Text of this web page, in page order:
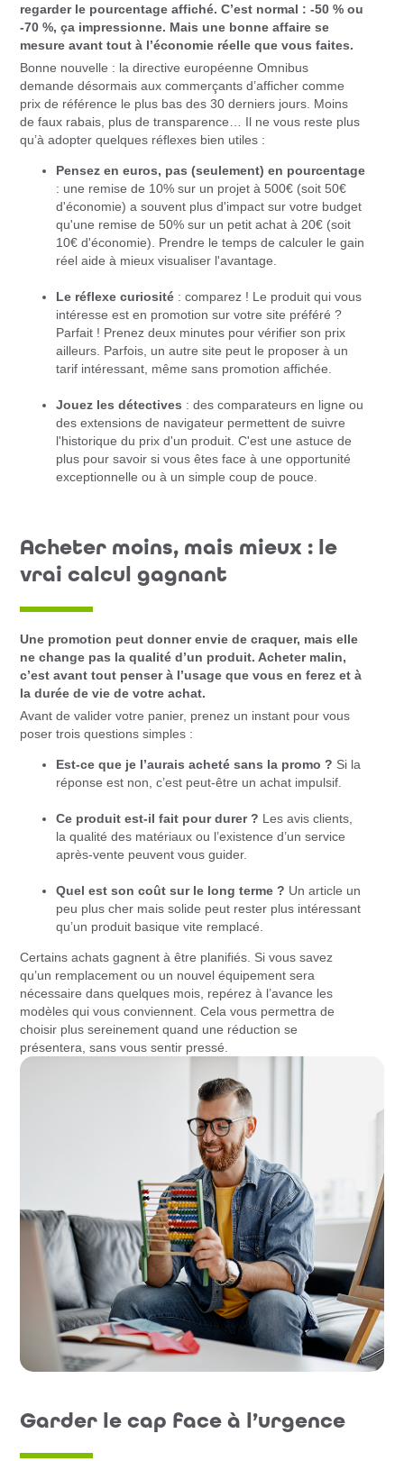
regarder le pourcentage affiché. C’est normal : -50 % ou
-70 %, ça impressionne. Mais une bonne affaire se
mesure avant tout à l’économie réelle que vous faites.
Bonne nouvelle : la directive européenne Omnibus
demande désormais aux commerçants d’afficher comme
prix de référence le plus bas des 30 derniers jours. Moins
de faux rabais, plus de transparence… Il ne vous reste plus
qu’à adopter quelques réflexes bien utiles :
Pensez en euros, pas (seulement) en pourcentage
: une remise de 10% sur un projet à 500€ (soit 50€
d'économie) a souvent plus d'impact sur votre budget
qu'une remise de 50% sur un petit achat à 20€ (soit
10€ d'économie). Prendre le temps de calculer le gain
réel aide à mieux visualiser l'avantage.
Le réflexe curiosité : comparez ! Le produit qui vous
intéresse est en promotion sur votre site préféré ?
Parfait ! Prenez deux minutes pour vérifier son prix
ailleurs. Parfois, un autre site peut le proposer à un
tarif intéressant, même sans promotion affichée.
Jouez les détectives : des comparateurs en ligne ou
des extensions de navigateur permettent de suivre
l'historique du prix d'un produit. C'est une astuce de
plus pour savoir si vous êtes face à une opportunité
exceptionnelle ou à un simple coup de pouce.
Acheter moins, mais mieux : le
vrai calcul gagnant
Une promotion peut donner envie de craquer, mais elle
ne change pas la qualité d’un produit. Acheter malin,
c’est avant tout penser à l’usage que vous en ferez et à
la durée de vie de votre achat.
Avant de valider votre panier, prenez un instant pour vous
poser trois questions simples :
Est-ce que je l’aurais acheté sans la promo ? Si la
réponse est non, c’est peut-être un achat impulsif.
Ce produit est-il fait pour durer ? Les avis clients,
la qualité des matériaux ou l’existence d’un service
après-vente peuvent vous guider.
Quel est son coût sur le long terme ? Un article un
peu plus cher mais solide peut rester plus intéressant
qu’un produit basique vite remplacé.
Certains achats gagnent à être planifiés. Si vous savez
qu’un remplacement ou un nouvel équipement sera
nécessaire dans quelques mois, repérez à l’avance les
modèles qui vous conviennent. Cela vous permettra de
choisir plus sereinement quand une réduction se
présentera, sans vous sentir pressé.
Garder le cap face à l’urgence